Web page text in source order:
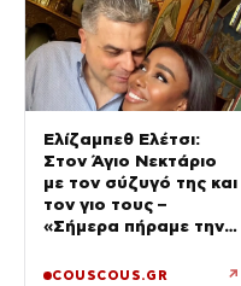
Ελίζαμπεθ Ελέτσι:
Στον Άγιο Νεκτάριο
με τον σύζυγό της και
τον γιο τους –
«Σήμερα πήραμε την
COUSCOUS.GR ↗